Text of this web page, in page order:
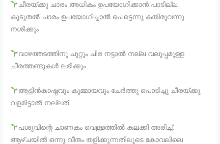
ചീരയ്ക്കു ചാരം അധികം ഉപയോഗിക്കാൻ പാടില്ല.
കൂടുതൽ ചാരം ഉപയോഗിച്ചാൽ പെട്ടെന്നു കതിരുവന്നു
നശിക്കും
വാഴത്തടത്തിനു ചുറ്റും ചീര നട്ടാൽ നല്ല വലുപ്പമുള്ള
ചീരത്തണ്ടുകൾ ലഭിക്കും.
ആട്ടിൻകാഷ്ഠവും കുമ്മായവും ചേർത്തു പൊടിച്ചു ചീരയ്ക്കു
വളമിട്ടാൽ നല്ലത്.
പശുവിന്റെ ചാണകം വെള്ളത്തിൽ കലക്കി അരിച്ച്,
ആഴ്ചയിൽ ഒന്നു വീതം തളിക്കുന്നതിലൂടെ കോവലിലെ